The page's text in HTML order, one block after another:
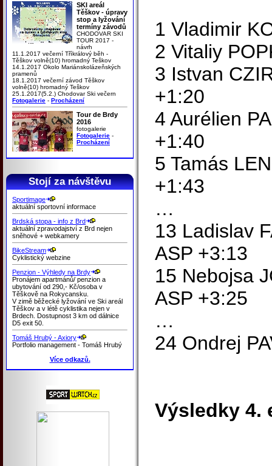
SKI areál
Těškov - úpravy
stop a lyžování
termíny závodů
CHODOVAR SKI
TOUR 2017 -
návrh
11.1.2017 večerní Tříkrálový běh -
Těškov volně(10) hromadný Teškov
14.1.2017 Okolo Mariánskolázeňských
pramenů
18.1.2017 večerní závod Těškov
volně(10) hromadný Teškov
25.1.2017(5.2.) Chodovar Ski večern
Fotogalerie - Procházení
Tour de Brdy
2016
fotogalerie
Fotogalerie -
Procházení
Stojí za návštěvu
Sportimage
aktuální sportovní informace
Brdská stopa - info z Brd
aktuální zpravodajství z Brd nejen
sněhové + webkamery
BikeStream
Cyklistický webzine
Penzion - Výhledy na Brdy
Pronájem apartmánů/ penzion a
ubytování od 290,- Kč/osoba v
Těškově na Rokycansku.
V zimě běžecké lyžování ve Ski areál
Těškov a v létě cyklistika nejen v
Brdech. Dostupnost 3 km od dálnice
D5 exit 50.
Tomáš Hrubý - Axiory
Portfolio management - Tomáš Hrubý
Více odkazů.
1 Vladimir
2 Vitaliy
3 Istvan
+1:20
4 Aurélien
+1:40
5 Tamás
+1:43
…
13 Ladislav
ASP +3:13
15 Nebojsa
ASP +3:25
…
24 Ondrej
Výsledky 4.